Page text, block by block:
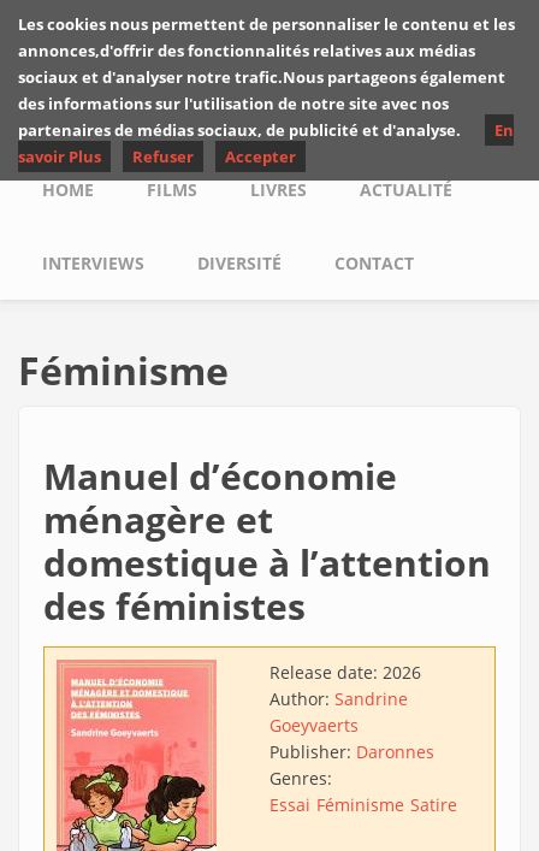
Skip to main content
Les critiques de
Yuyine
Main menu
HOME FILMS LIVRES ACTUALITÉ
INTERVIEWS DIVERSITÉ CONTACT
Féminisme
Manuel d’économie
ménagère et
domestique à l’attention
des féministes
Release date: 2026
Author: Sandrine
Goeyvaerts
Publisher: Daronnes
Genres:
Essai Féminisme Satire
Les cookies nous permettent de personnaliser le contenu et les
annonces,d'offrir des fonctionnalités relatives aux médias
sociaux et d'analyser notre trafic.Nous partageons également
des informations sur l'utilisation de notre site avec nos
partenaires de médias sociaux, de publicité et d'analyse.
En
savoir Plus
Refuser Accepter